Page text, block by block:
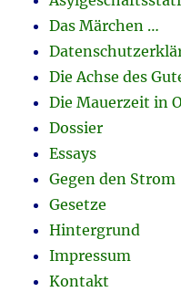
Das Märchen …
Die Achse des
Die Mauerzeit in
Dossier
Essays
Gegen den Strom
Gesetze
Hintergrund
Impressum
Kontakt